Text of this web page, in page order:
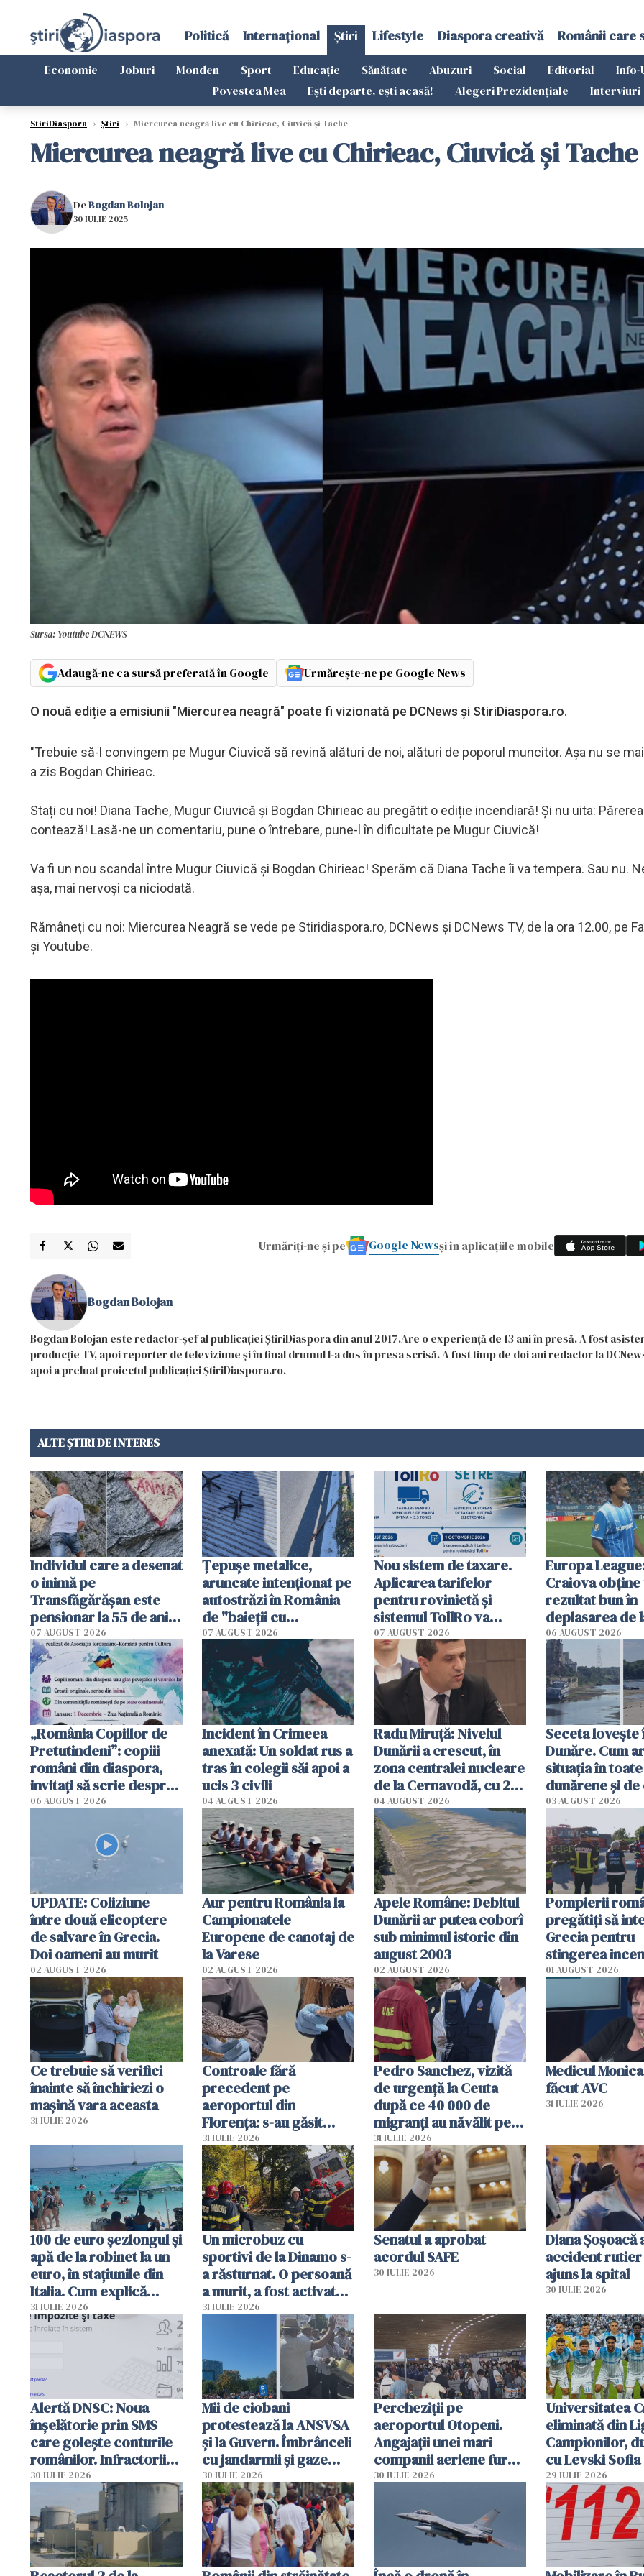
Politică Internațional Știri Lifestyle Diaspora creativă Românii care
Economie Joburi Monden Sport Educație Sănătate Abuzuri Social Editorial Info-
Povestea Mea
Ești departe, ești acasă! Alegeri Prezidențiale Interviuri
StiriDiaspora › Știri › Miercurea neagră live cu Chirieac, Ciuvică și Tache
Miercurea neagră live cu Chirieac, Ciuvică și Tache
DeBogdan Bolojan
30 IULIE 2025
Sursa: Youtube DCNEWS
Adaugă-ne ca sursă preferată în Google Urmărește-ne pe Google News
O nouă ediție a emisiunii "Miercurea neagră" poate fi vizionată pe DCNews și StiriDiaspora.ro.
"Trebuie să-l convingem pe Mugur Ciuvică să revină alături de noi, alături de poporul muncitor. Așa nu se mai
a zis Bogdan Chirieac.
Stați cu noi! Diana Tache, Mugur Ciuvică și Bogdan Chirieac au pregătit o ediție incendiară! Și nu uita:
contează! Lasă-ne un comentariu, pune o întrebare, pune-l în dificultate pe Mugur Ciuvică!
Va fi un nou scandal între Mugur Ciuvică și Bogdan Chirieac! Sperăm că Diana Tache îi va tempera. Sau nu.
așa, mai nervoși ca niciodată.
Rămâneți cu noi: Miercurea Neagră se vede pe Stiridiaspora.ro, DCNews și DCNews TV, de la ora 12.00, pe
și Youtube.
Urmăriți-ne și pe Google Newsși în aplicațiile mobile
Bogdan Bolojan
Bogdan Bolojan este redactor-șef al publicației ȘtiriDiaspora din anul 2017.Are o experiență de 13 ani în presă. A fost
producție TV, apoi reporter de televiziune și în final drumul l-a dus în presa scrisă. A fost timp de doi ani redactor la
apoi a preluat proiectul publicației ȘtiriDiaspora.ro.
ALTE ȘTIRI DE INTERES
Individul care a desenat
o inimă pe
Transfăgărășan este
pensionar la 55 de ani.
Poliția l-a identificat
07 AUGUST 2026
Țepușe metalice,
aruncate intenționat pe
autostrăzi în România
de "baieții cu
platforme": "Mi-au
cerut 1200 lei să mă
tracteze"
07 AUGUST 2026
Nou sistem de taxare.
Aplicarea tarifelor
pentru rovinietă şi
sistemul TollRo va
începe la 1 octombrie
07 AUGUST 2026
Europa
Craiova obține
rezultat bun în
deplasarea de
06 AUGUST 2026
„România Copiilor de
Pretutindeni”: copiii
români din diaspora,
invitați să scrie despre
România într-un volum
06 AUGUST 2026
Incident în Crimeea
anexată: Un soldat rus a
tras în colegii săi apoi a
ucis 3 civili
04 AUGUST 2026
Radu Miruţă: Nivelul
Dunării a crescut, în
zona centralei nucleare
de la Cernavodă, cu 2
cm faţă de ziua trecută
04 AUGUST 2026
Seceta
Dunăre. Cum
situația în
dunărene și de
România
efectele, deși a
în iulie
03 AUGUST 2026
UPDATE: Coliziune
între două elicoptere
de salvare în Grecia.
Doi oameni au murit
02 AUGUST 2026
Aur pentru România la
Campionatele
Europene de canotaj de
la Varese
02 AUGUST 2026
Apele Române: Debitul
Dunării ar putea coborî
sub minimul istoric din
august 2003
02 AUGUST 2026
Pompierii
pregătiţi să
Grecia pentru
stingerea
01 AUGUST 2026
Ce trebuie să verifici
înainte să închiriezi o
mașină vara aceasta
31 IULIE 2026
Controale fără
precedent pe
aeroportul din
Florența: s-au găsit
capete de aligator și o
sumă imensă de bani
31 IULIE 2026
Pedro Sanchez, vizită
de urgență la Ceuta
după ce 40 000 de
migranți au năvălit pe
teritoriul spaniol: „Vom
mobiliza toate
resursele"
31 IULIE 2026
Medicul
făcut AVC
31 IULIE 2026
100 de euro șezlongul și
apă de la robinet la un
euro, în stațiunile din
Italia. Cum explică
autoritățile
31 IULIE 2026
Un microbuz cu
sportivi de la Dinamo s-
a răsturnat. O persoană
a murit, a fost activat
planul roșu de
31 IULIE 2026
Senatul a aprobat
acordul SAFE
30 IULIE 2026
Diana Șoșoacă
accident rutier
ajuns la spital
30 IULIE 2026
Alertă DNSC: Noua
înșelătorie prin SMS
care golește conturile
românilor. Infractorii
folosesc numele
Ghișeul.ro și al Poliției
Române
30 IULIE 2026
Mii de ciobani
protestează la ANSVSA
și la Guvern. Îmbrânceli
cu jandarmii și gaze
lacrimogene
30 IULIE 2026
Percheziții pe
aeroportul Otopeni.
Angajații unei mari
companii aeriene furau
parfumuri, ceasuri și
vânzării
30 IULIE 2026
Universitatea
eliminată din
Campionilor,
cu Levski Sofia
29 IULIE 2026